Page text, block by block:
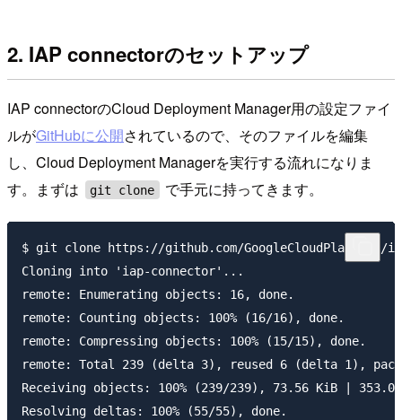
2. IAP connectorのセットアップ
IAP connectorのCloud Deployment Manager用の設定ファイ
ルがGitHubに公開されているので、そのファイルを編集
し、Cloud Deployment Managerを実行する流れになりま
す。まずは
git clone で手元に持ってきます。
$ git clone https://github.com/GoogleCloudPlatform/
Cloning into 'iap-connector'...
remote: Enumerating objects: 16, done.
remote: Counting objects: 100% (16/16), done.
remote: Compressing objects: 100% (15/15), done.
remote: Total 239 (delta 3), reused 6 (delta 1),
Receiving objects: 100% (239/239), 73.56 KiB |
Resolving deltas: 100% (55/55), done.